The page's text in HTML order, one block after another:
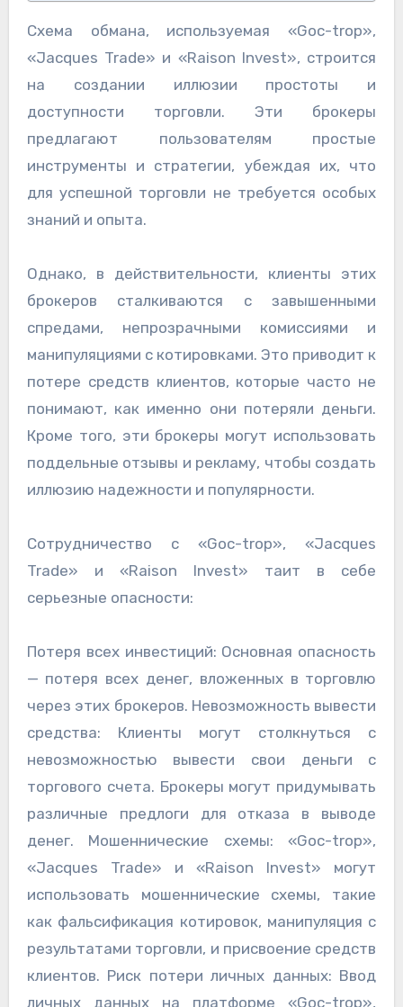
Схема обмана, используемая «Goc-trop»,
«Jacques Trade» и «Raison Invest», строится
на создании иллюзии простоты и
доступности торговли. Эти брокеры
предлагают пользователям простые
инструменты и стратегии, убеждая их, что
для успешной торговли не требуется особых
знаний и опыта.
Однако, в действительности, клиенты этих
брокеров сталкиваются с завышенными
спредами, непрозрачными комиссиями и
манипуляциями с котировками. Это приводит к
потере средств клиентов, которые часто не
понимают, как именно они потеряли деньги.
Кроме того, эти брокеры могут использовать
поддельные отзывы и рекламу, чтобы создать
иллюзию надежности и популярности.
Сотрудничество с «Goc-trop», «Jacques
Trade» и «Raison Invest» таит в себе
серьезные опасности:
Потеря всех инвестиций: Основная опасность
— потеря всех денег, вложенных в торговлю
через этих брокеров. Невозможность вывести
средства: Клиенты могут столкнуться с
невозможностью вывести свои деньги с
торгового счета. Брокеры могут придумывать
различные предлоги для отказа в выводе
денег. Мошеннические схемы: «Goc-trop»,
«Jacques Trade» и «Raison Invest» могут
использовать мошеннические схемы, такие
как фальсификация котировок, манипуляция с
результатами торговли, и присвоение средств
клиентов. Риск потери личных данных: Ввод
личных данных на платформе «Goc-trop»,